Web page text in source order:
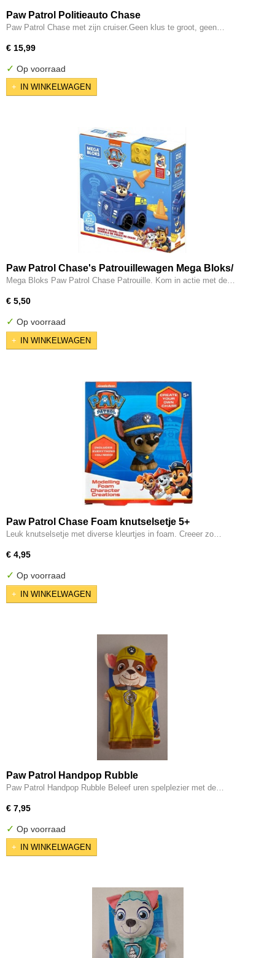
Paw Patrol Politieauto Chase
Paw Patrol Chase met zijn cruiser.Geen klus te groot, geen…
€ 15,99
✓ Op voorraad
IN WINKELWAGEN
Paw Patrol Chase's Patrouillewagen Mega Bloks/
Mattel
Mega Bloks Paw Patrol Chase Patrouille. Kom in actie met de…
€ 5,50
✓ Op voorraad
IN WINKELWAGEN
Paw Patrol Chase Foam knutselsetje 5+
Leuk knutselsetje met diverse kleurtjes in foam. Creeer zo…
€ 4,95
✓ Op voorraad
IN WINKELWAGEN
Paw Patrol Handpop Rubble
Paw Patrol Handpop Rubble Beleef uren spelplezier met de…
€ 7,95
✓ Op voorraad
IN WINKELWAGEN